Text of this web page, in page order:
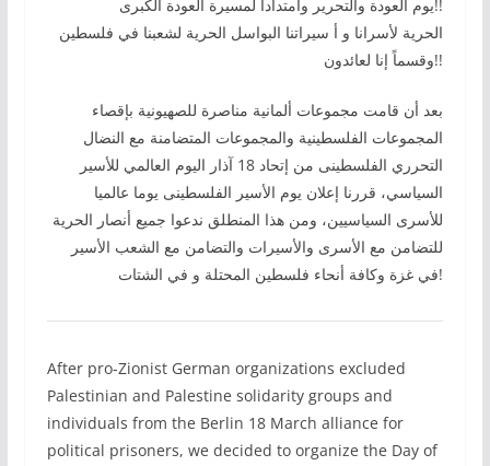
يوم العودة والتحرير وامتدادا لمسيرة العودة الكبرى!!
الحرية لأسرانا و أ سيراتنا البواسل الحرية لشعبنا في فلسطين
وقسماً إنا لعائدون!!
بعد أن قامت مجموعات ألمانية مناصرة للصهيونية بإقصاء
المجموعات الفلسطينية والمجموعات المتضامنة مع النضال
التحرري الفلسطينى من إتحاد 18 آذار اليوم العالمي للأسير
السياسي، قررنا إعلان يوم الأسير الفلسطينى يوما عالميا
للأسرى السياسيين، ومن هذا المنطلق ندعوا جميع أنصار الحرية
للتضامن مع الأسرى والأسيرات والتضامن مع الشعب الأسير
في غزة وكافة أنحاء فلسطين المحتلة و في الشتات!
After pro-Zionist German organizations excluded
Palestinian and Palestine solidarity groups and
individuals from the Berlin 18 March alliance for
political prisoners, we decided to organize the Day of